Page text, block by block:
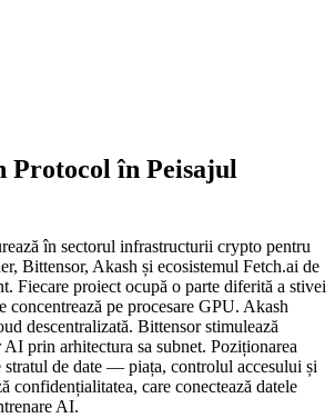
Protocol în Peisajul
în sectorul infrastructurii crypto pentru
Bittensor, Akash și ecosistemul Fetch.ai de
Fiecare proiect ocupă o parte diferită a stivei
concentrează pe procesare GPU. Akash
descentralizată. Bittensor stimulează
prin arhitectura sa subnet. Poziționarea
stratul de date — piața, controlul accesului și
confidențialitatea, care conectează datele
AI.